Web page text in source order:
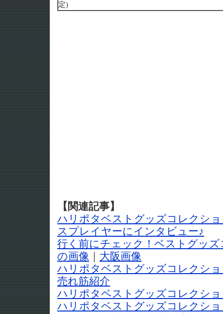
定)
【関連記事】
ハリポタベストグッズコレクシ
スプレイヤーにインタビュー♪
行く前にチェック！ベストグッ
の画像
大阪画像
ハリポタベストグッズコレクショ
売れ筋紹介
ハリポタベストグッズコレクショ
ハリポタベストグッズコレクシ